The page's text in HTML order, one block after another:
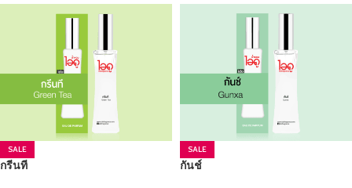
SALE
กรีนที
SALE
กันช์